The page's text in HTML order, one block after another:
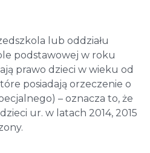
lub oddziału
podstawowej w roku
prawo dzieci w wieku od
posiadają orzeczenie o
– oznacza to, że
ur. w latach 2014, 2015